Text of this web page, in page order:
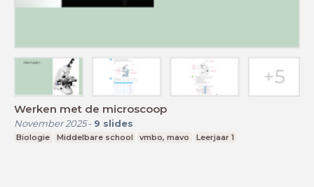
Werken met de microscoop
November 2025- 9 slides
Biologie Middelbare school vmbo, mavo Leerjaar 1